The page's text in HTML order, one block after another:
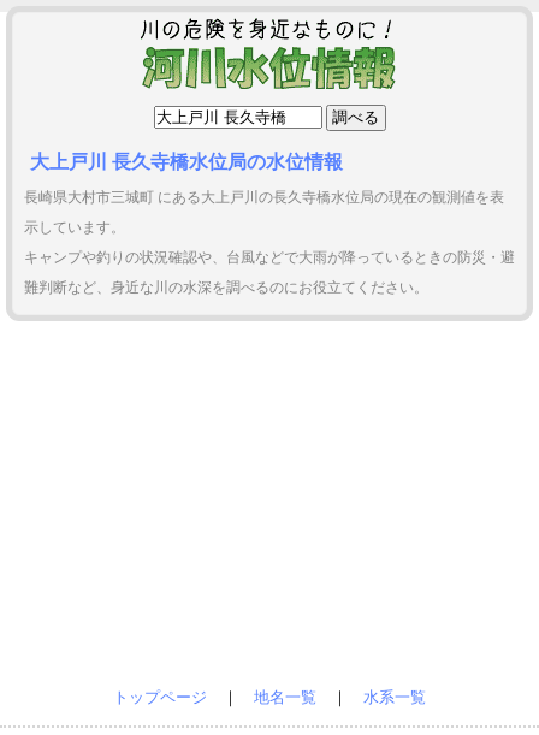
大上戸川 長久寺橋水位局の水位情報
長崎県大村市三城町 にある大上戸川の長久寺橋水位局の現在の観測値を表
示しています。
キャンプや釣りの状況確認や、台風などで大雨が降っているときの防災・避
難判断など、身近な川の水深を調べるのにお役立てください。
トップページ ｜ 地名一覧 ｜ 水系一覧